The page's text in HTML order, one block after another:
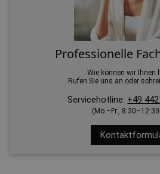
Professionelle
Wie können wir Ihnen
Rufen Sie uns an oder
Servicehotline: +49
(Mo.–Fr.,